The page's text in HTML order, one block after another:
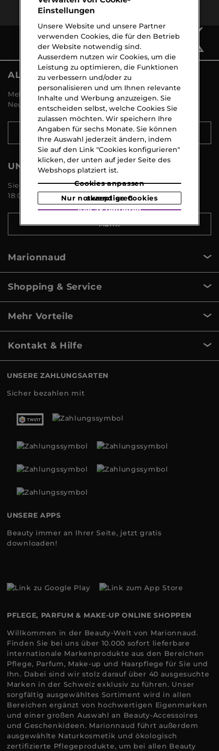
ALLE NEWS VON MARIONNAUD
Melden Sie sich an und entdecken Sie alle
Neuigkeiten und Aktionen!
ANMELDEN
UNSER KUNDENSERVICE
Sie erreichen uns Montags bis Freitags von 09:00 -
18:00 Uhr unter 044 8 267 267
MEHR
Marionnaud
Shopping & Service
Mehr Vorteile
Kontakt & Hilfe
UNSERE ZAHLUNGSARTEN
Sicher bezahlen mit
UNSERE APPS
Beauty immer an Ihrer Seite, jetzt gratis
downloaden!
PFLEGE, PARFUM & MAKE-UP ONLINE SHOPPEN
Willkommen in der Beauty-Welt von Marionnaud.
Finden Sie bei uns über 10.000 sofort lieferbare
internationale Markenprodukte aus den Bereichen
Pflege, Parfum, Make-up und Haarpflege für Sie und
Ihn. Dabei sind wir stolz darauf über 40 ausgesuchte
Marken in der Schweiz exklusiv zu führen. Unser
sorgfältig ausgewähltes Sortiment wird in allen
Bereichen ergänzt von hochwertigen Eigenmarken
und einer großen Auswahl an Beauty-Accessoires
und Geschenkideen. Marionnaud führt außerdem
ausgewählte Naturkosmetik und ökologisch
zertifizierte Pflegeprodukte, um bei allen Beauty
Einstellungen
Unsere Website und unsere Partner
verwenden Cookies, die für den Betrieb
der Website notwendig sind.
Ausserdem nutzen wir Cookies, um die
Leistung zu optimieren, die Funktionen
zu verbessern und/oder zu
personalisieren und um Ihnen relevante
Inhalte und Werbung anzuzeigen. Sie
entscheiden selbst, welche Cookies Sie
zulassen möchten. Wir speichern Ihre
Angaben für sechs Monate. Sie können
Ihre Auswahl jederzeit ändern, indem
Sie auf den Link "Cookies konfigurieren"
klicken, der unten auf jeder Seite des
Webshops platziert ist.
Cookies anpassen
Nur notwendige Cookies akzeptieren
Alle akzeptieren